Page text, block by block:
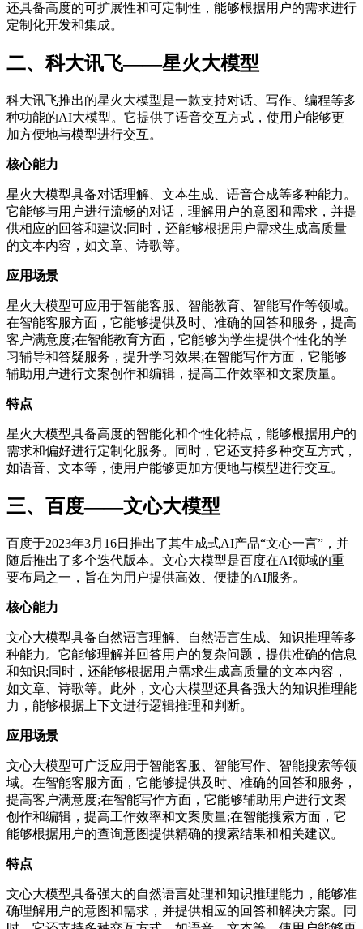
还具备高度的可扩展性和可定制性，能够根据用户的需求进行
定制化开发和集成。
二、科大讯飞——星火大模型
科大讯飞推出的星火大模型是一款支持对话、写作、编程等多
种功能的AI大模型。它提供了语音交互方式，使用户能够更
加方便地与模型进行交互。
核心能力
星火大模型具备对话理解、文本生成、语音合成等多种能力。
它能够与用户进行流畅的对话，理解用户的意图和需求，并提
供相应的回答和建议;同时，还能够根据用户需求生成高质量
的文本内容，如文章、诗歌等。
应用场景
星火大模型可应用于智能客服、智能教育、智能写作等领域。
在智能客服方面，它能够提供及时、准确的回答和服务，提高
客户满意度;在智能教育方面，它能够为学生提供个性化的学
习辅导和答疑服务，提升学习效果;在智能写作方面，它能够
辅助用户进行文案创作和编辑，提高工作效率和文案质量。
特点
星火大模型具备高度的智能化和个性化特点，能够根据用户的
需求和偏好进行定制化服务。同时，它还支持多种交互方式，
如语音、文本等，使用户能够更加方便地与模型进行交互。
三、百度——文心大模型
百度于2023年3月16日推出了其生成式AI产品“文心一言”，并
随后推出了多个迭代版本。文心大模型是百度在AI领域的重
要布局之一，旨在为用户提供高效、便捷的AI服务。
核心能力
文心大模型具备自然语言理解、自然语言生成、知识推理等多
种能力。它能够理解并回答用户的复杂问题，提供准确的信息
和知识;同时，还能够根据用户需求生成高质量的文本内容，
如文章、诗歌等。此外，文心大模型还具备强大的知识推理能
力，能够根据上下文进行逻辑推理和判断。
应用场景
文心大模型可广泛应用于智能客服、智能写作、智能搜索等领
域。在智能客服方面，它能够提供及时、准确的回答和服务，
提高客户满意度;在智能写作方面，它能够辅助用户进行文案
创作和编辑，提高工作效率和文案质量;在智能搜索方面，它
能够根据用户的查询意图提供精确的搜索结果和相关建议。
特点
文心大模型具备强大的自然语言处理和知识推理能力，能够准
确理解用户的意图和需求，并提供相应的回答和解决方案。同